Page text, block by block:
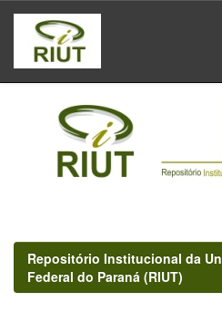
Skip
navigation
Repositório Institucional da
Federal do Paraná (RIUT)